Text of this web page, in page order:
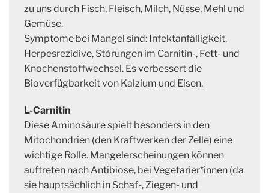
zu uns durch Fisch, Fleisch, Milch, Nüsse, Mehl und
Gemüse.
Symptome bei Mangel sind: Infektanfälligkeit,
Herpesrezidive, Störungen im Carnitin-, Fett- und
Knochenstoffwechsel. Es verbessert die
Bioverfügbarkeit von Kalzium und Eisen.
L-Carnitin
Diese Aminosäure spielt besonders in den
Mitochondrien (den Kraftwerken der Zelle) eine
wichtige Rolle. Mangelerscheinungen können
auftreten nach Antibiose, bei Vegetarier*innen (da
sie hauptsächlich in Schaf-, Ziegen- und